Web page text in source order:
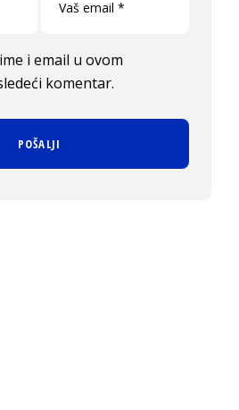
i email u ovom
komentar.